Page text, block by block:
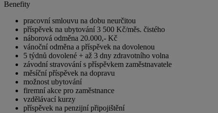
Benefity
pracovní smlouvu na dobu neurčitou
příspěvek na ubytování 3 500 Kč/měs. čistého
náborová odměna 20.000,- Kč
vánoční odměna a příspěvek na dovolenou
5 týdnů dovolené + až 3 dny zdravotního volna
závodní stravování s příspěvkem zaměstnavatele
měsíční příspěvek na dopravu
možnost ubytování
firemní akce pro zaměstnance
vzdělávací kurzy
příspěvek na penzijní připojištění